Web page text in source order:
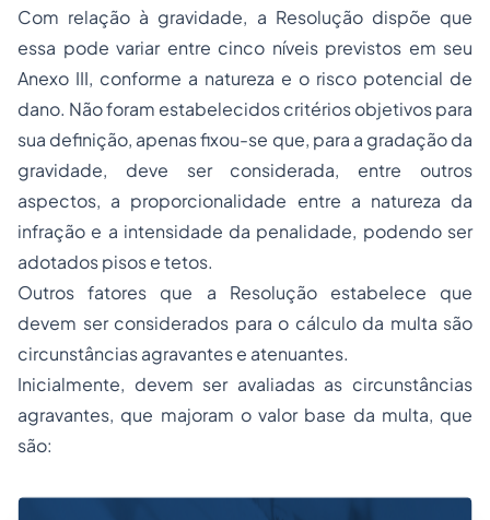
Com relação à gravidade, a Resolução dispõe que
essa pode variar entre cinco níveis previstos em seu
Anexo III, conforme a natureza e o risco potencial de
dano. Não foram estabelecidos critérios objetivos para
sua definição, apenas fixou-se que, para a gradação da
gravidade, deve ser considerada, entre outros
aspectos, a proporcionalidade entre a natureza da
infração e a intensidade da penalidade, podendo ser
adotados pisos e tetos.
Outros fatores que a Resolução estabelece que
devem ser considerados para o cálculo da multa são
circunstâncias agravantes e atenuantes.
Inicialmente, devem ser avaliadas as circunstâncias
agravantes, que majoram o valor base da multa, que
são: